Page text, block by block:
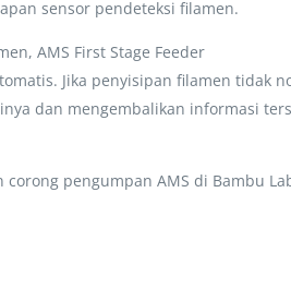
sensor pendeteksi filamen.
AMS First Stage Feeder
Jika penyisipan filamen tidak
dan mengembalikan informasi
pengumpan AMS di Bambu